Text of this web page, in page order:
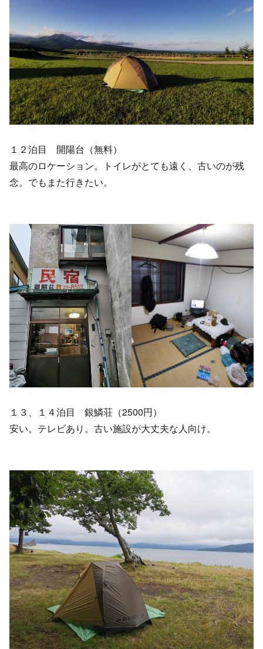
１２泊目 開陽台（無料）
最高のロケーション。トイレがとても遠く、古いのが残
念。でもまた行きたい。
１３、１４泊目 銀鱗荘（2500円）
安い。テレビあり。古い施設が大丈夫な人向け。